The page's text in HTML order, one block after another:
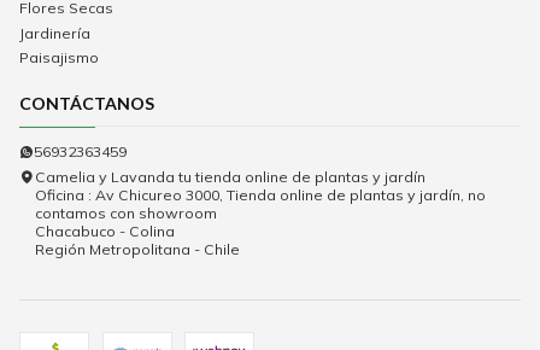
Flores Secas
Jardinería
Paisajismo
CONTÁCTANOS
56932363459
Camelia y Lavanda tu tienda online de plantas y jardín
Oficina : Av Chicureo 3000, Tienda online de plantas y jardín, no
contamos con showroom
Chacabuco - Colina
Región Metropolitana - Chile